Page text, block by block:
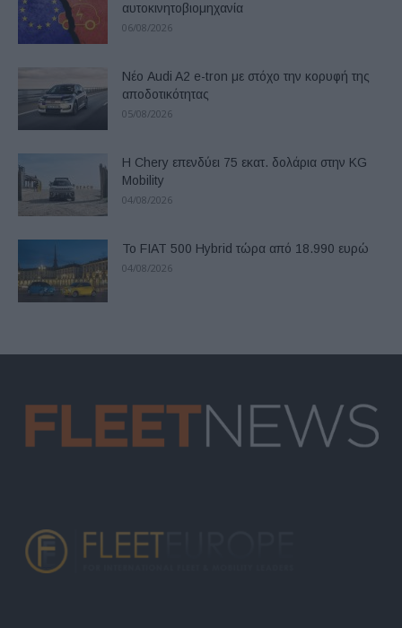
αυτοκινητοβιομηχανία
06/08/2026
Νέο Audi A2 e-tron με στόχο την κορυφή της
αποδοτικότητας
05/08/2026
Η Chery επενδύει 75 εκατ. δολάρια στην KG
Mobility
04/08/2026
Το FIAT 500 Hybrid τώρα από 18.990 ευρώ
04/08/2026